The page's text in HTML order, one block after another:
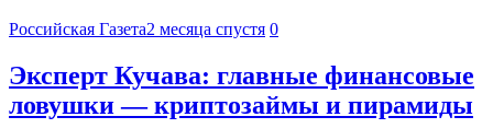
Российская Газета2 месяца спустя 0
Эксперт Кучава: главные финансовые
ловушки — криптозаймы и пирамиды